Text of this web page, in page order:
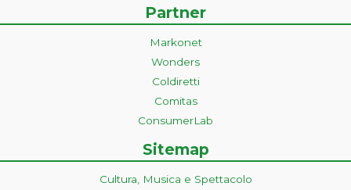
Partner
Markonet
Wonders
Coldiretti
Comitas
ConsumerLab
Sitemap
Cultura, Musica e Spettacolo